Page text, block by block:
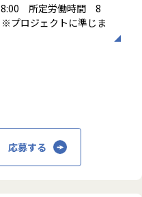
念のもと、無理な配属
ジニアご本人にお任せ
ており、名古屋拠点は
含め、アットホームで
ったキャリアパスを形
所定労働時間 8
ロジェクトに準じま
応募する